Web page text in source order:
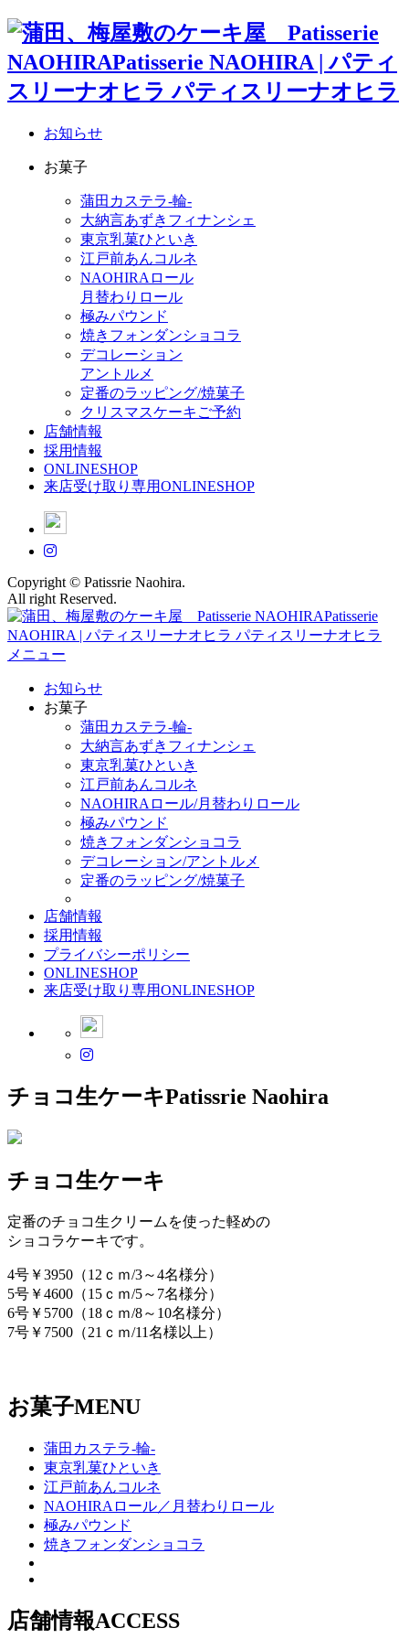
お知らせ
お菓子
蒲田カステラ-輪-
大納言あずきフィナンシェ
東京乳菓ひといき
江戸前あんコルネ
NAOHIRAロール
月替わりロール
極みパウンド
焼きフォンダンショコラ
デコレーション
アントルメ
定番のラッピング/焼菓子
クリスマスケーキご予約
店舗情報
採用情報
ONLINESHOP
来店受け取り専用ONLINESHOP
Copyright © Patissrie Naohira.
All right Reserved.
メニュー
お知らせ
お菓子
蒲田カステラ-輪-
大納言あずきフィナンシェ
東京乳菓ひといき
江戸前あんコルネ
NAOHIRAロール/月替わりロール
極みパウンド
焼きフォンダンショコラ
デコレーション/アントルメ
定番のラッピング/焼菓子
店舗情報
採用情報
プライバシーポリシー
ONLINESHOP
来店受け取り専用ONLINESHOP
チョコ生ケーキPatissrie Naohira
チョコ生ケーキ
定番のチョコ生クリームを使った軽めの
ショコラケーキです。
4号￥3950（12ｃｍ/3～4名様分）
5号￥4600（15ｃｍ/5～7名様分）
6号￥5700（18ｃｍ/8～10名様分）
7号￥7500（21ｃｍ/11名様以上）
お菓子MENU
蒲田カステラ-輪-
東京乳菓ひといき
江戸前あんコルネ
NAOHIRAロール／月替わりロール
極みパウンド
焼きフォンダンショコラ
店舗情報ACCESS